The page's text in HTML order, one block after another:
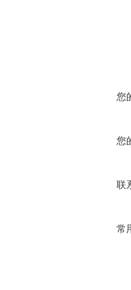
您
您
联
常